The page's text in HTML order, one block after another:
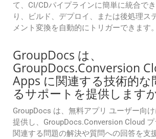
て、CI/CDパイプラインに簡単に統合で
り、ビルド、デプロイ、または後処理ス
メント変換を自動的にトリガーできます。
GroupDocs は、
GroupDocs.Conversion
Apps に関連する技術的な
るサポートを提供します
GroupDocs は、無料アプリ ユーザー向
提供し、GroupDocs.Conversion Cloud
関連する問題の解決や質問への回答を支